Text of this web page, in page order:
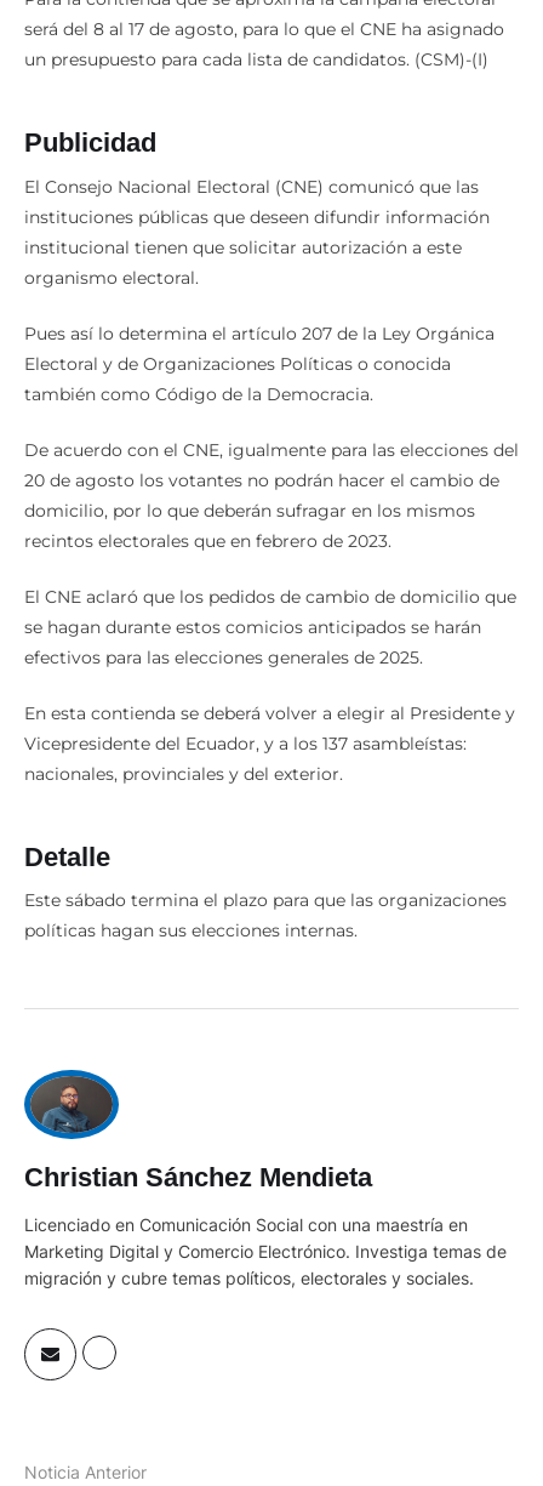
será del 8 al 17 de agosto, para lo que el CNE ha asignado
un presupuesto para cada lista de candidatos. (CSM)-(I)
Publicidad
El Consejo Nacional Electoral (CNE) comunicó que las
instituciones públicas que deseen difundir información
institucional tienen que solicitar autorización a este
organismo electoral.
Pues así lo determina el artículo 207 de la Ley Orgánica
Electoral y de Organizaciones Políticas o conocida
también como Código de la Democracia.
De acuerdo con el CNE, igualmente para las elecciones del
20 de agosto los votantes no podrán hacer el cambio de
domicilio, por lo que deberán sufragar en los mismos
recintos electorales que en febrero de 2023.
El CNE aclaró que los pedidos de cambio de domicilio que
se hagan durante estos comicios anticipados se harán
efectivos para las elecciones generales de 2025.
En esta contienda se deberá volver a elegir al Presidente y
Vicepresidente del Ecuador, y a los 137 asambleístas:
nacionales, provinciales y del exterior.
Detalle
Este sábado termina el plazo para que las organizaciones
políticas hagan sus elecciones internas.
Christian Sánchez Mendieta
Licenciado en Comunicación Social con una maestría en
Marketing Digital y Comercio Electrónico. Investiga temas de
migración y cubre temas políticos, electorales y sociales.
Noticia Anterior